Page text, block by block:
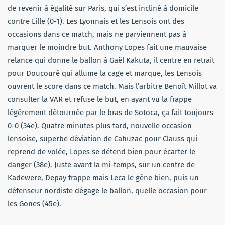
de revenir à égalité sur Paris, qui s’est incliné à domicile
contre Lille (0-1). Les Lyonnais et les Lensois ont des
occasions dans ce match, mais ne parviennent pas à
marquer le moindre but. Anthony Lopes fait une mauvaise
relance qui donne le ballon à Gaël Kakuta, il centre en retrait
pour Doucouré qui allume la cage et marque, les Lensois
ouvrent le score dans ce match. Mais l’arbitre Benoît Millot va
consulter la VAR et refuse le but, en ayant vu la frappe
légèrement détournée par le bras de Sotoca, ça fait toujours
0-0 (34e). Quatre minutes plus tard, nouvelle occasion
lensoise, superbe déviation de Cahuzac pour Clauss qui
reprend de volée, Lopes se détend bien pour écarter le
danger (38e). Juste avant la mi-temps, sur un centre de
Kadewere, Depay frappe mais Leca le gêne bien, puis un
défenseur nordiste dégage le ballon, quelle occasion pour
les Gones (45e).